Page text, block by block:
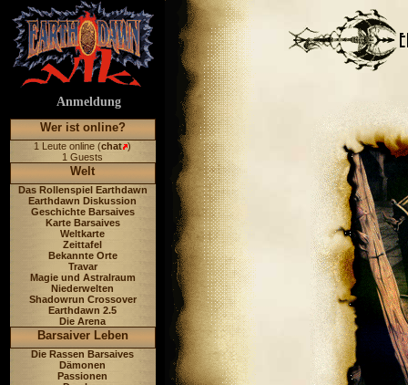
Anmeldung
Wer ist online?
1 Leute online (chat )
1 Guests
Welt
Das Rollenspiel Earthdawn
Earthdawn Diskussion
Geschichte Barsaives
Karte Barsaives
Weltkarte
Zeittafel
Bekannte Orte
Travar
Magie und Astralraum
Niederwelten
Shadowrun Crossover
Earthdawn 2.5
Die Arena
Barsaiver Leben
Die Rassen Barsaives
Dämonen
Passionen